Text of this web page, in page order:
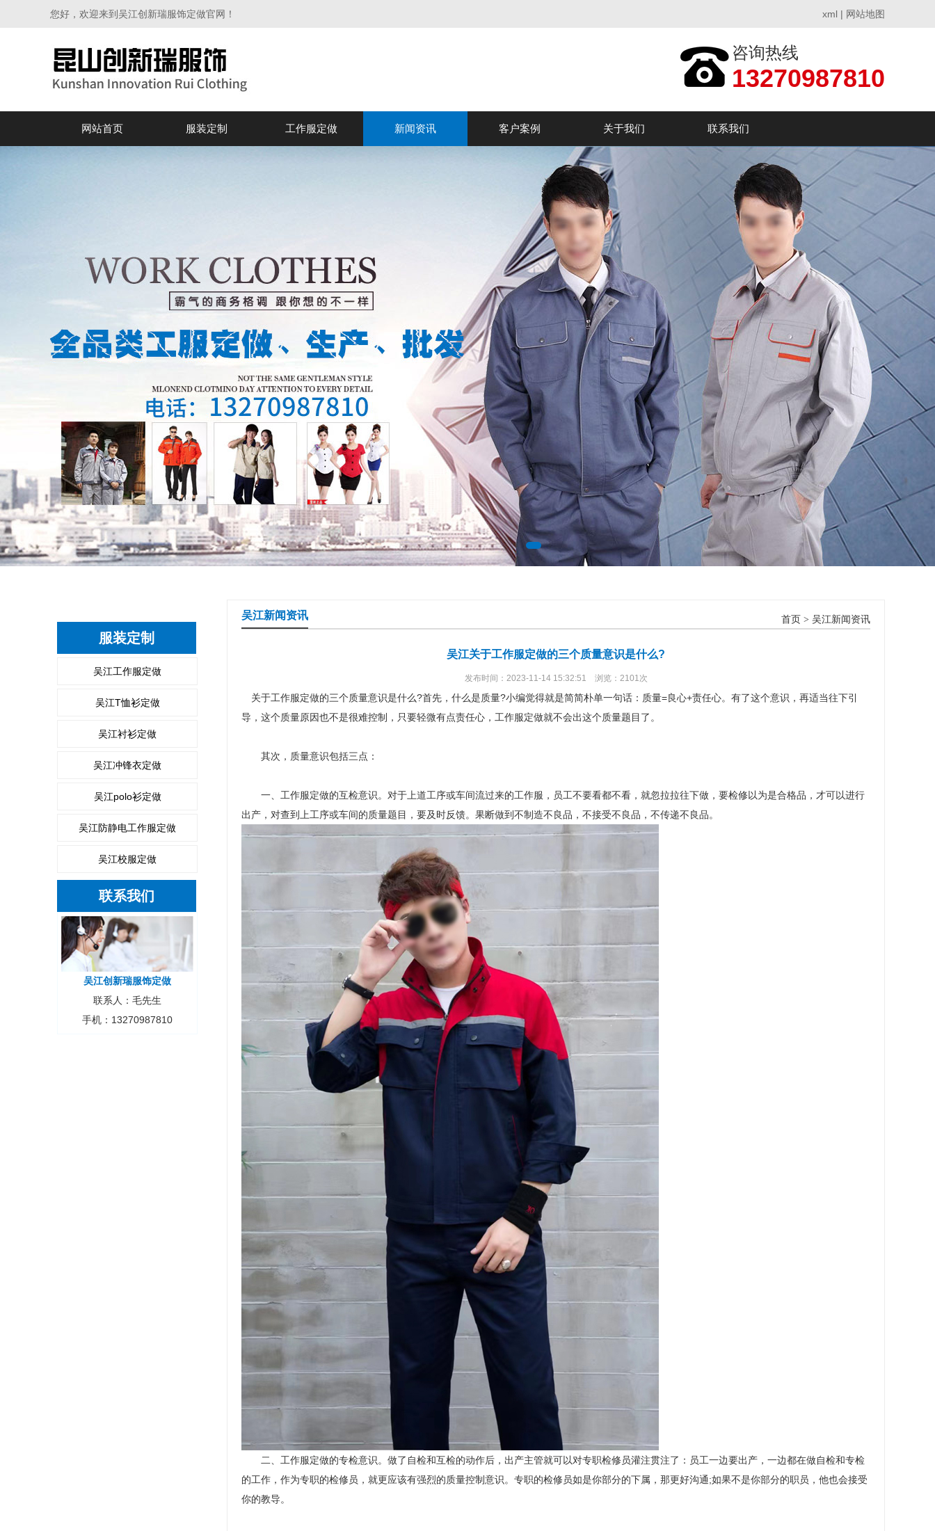
您好，欢迎来到吴江创新瑞服饰定做官网！ xml | 网站地图
咨询热线
13270987810
网站首页 服装定制 工作服定做 新闻资讯 客户案例 关于我们 联系我们
服装定制
吴江工作服定做
吴江T恤衫定做
吴江衬衫定做
吴江冲锋衣定做
吴江polo衫定做
吴江防静电工作服定做
吴江校服定做
联系我们
吴江创新瑞服饰定做
联系人：毛先生
手机：13270987810
吴江新闻资讯 首页 > 吴江新闻资讯
吴江关于工作服定做的三个质量意识是什么?
发布时间：2023-11-14 15:32:51 浏览：2101次
关于工作服定做的三个质量意识是什么?首先，什么是质量?小编觉得就是简简朴单一句话：质量=良心+责任心。有了这个意识，再适当往下引
导，这个质量原因也不是很难控制，只要轻微有点责任心，工作服定做就不会出这个质量题目了。
其次，质量意识包括三点：
一、工作服定做的互检意识。对于上道工序或车间流过来的工作服，员工不要看都不看，就忽拉拉往下做，要检修以为是合格品，才可以进行
出产，对查到上工序或车间的质量题目，要及时反馈。果断做到不制造不良品，不接受不良品，不传递不良品。
二、工作服定做的专检意识。做了自检和互检的动作后，出产主管就可以对专职检修员灌注贯注了：员工一边要出产，一边都在做自检和专检
的工作，作为专职的检修员，就更应该有强烈的质量控制意识。专职的检修员如是你部分的下属，那更好沟通;如果不是你部分的职员，他也会接受
你的教导。